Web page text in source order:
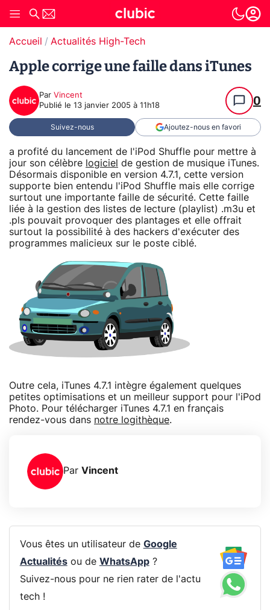
Accueil Actualités High-Tech
Apple corrige une faille dans iTunes
Par Vincent
Publié le 13 janvier 2005 à 11h18 0
Suivez-nous Ajoutez-nous en favori
a profité du lancement de l'iPod Shuffle pour mettre à
jour son célèbre logiciel de gestion de musique iTunes.
Désormais disponible en version 4.7.1, cette version
supporte bien entendu l'iPod Shuffle mais elle corrige
surtout une importante faille de sécurité. Cette faille
liée à la gestion des listes de lecture (playlist) .m3u et
.pls pouvait provoquer des plantages et elle offrait
surtout la possibilité à des hackers d'exécuter des
programmes malicieux sur le poste ciblé.
Outre cela, iTunes 4.7.1 intègre également quelques
petites optimisations et un meilleur support pour l'iPod
Photo. Pour télécharger iTunes 4.7.1 en français
rendez-vous dans notre logithèque.
Par Vincent
Vous êtes un utilisateur de Google
Actualitésou de WhatsApp?
Suivez-nous pour ne rien rater de l'actu
tech !